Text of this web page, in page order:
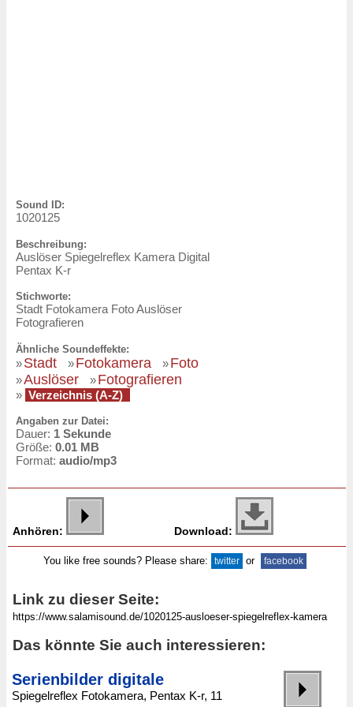
Sound ID:
1020125
Beschreibung:
Auslöser Spiegelreflex Kamera Digital
Pentax K-r
Stichworte:
Stadt Fotokamera Foto Auslöser
Fotografieren
Ähnliche Soundeffekte:
»Stadt »Fotokamera »Foto
»Auslöser »Fotografieren
» Verzeichnis (A-Z)
Angaben zur Datei:
Dauer: 1 Sekunde
Größe: 0.01 MB
Format: audio/mp3
Anhören: Download:
You like free sounds? Please share: twitter or facebook
Link zu dieser Seite:
Das könnte Sie auch interessieren:
Serienbilder digitale
Spiegelreflex Fotokamera, Pentax K-r, 11